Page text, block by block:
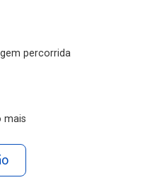
percorrida
mais